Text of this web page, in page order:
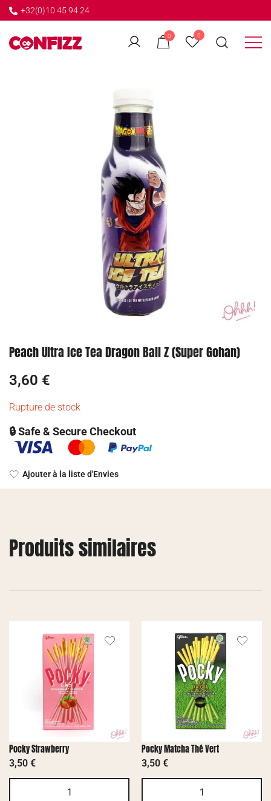
+32(0)10 45 94 24
0 0
← GO BACK
Peach Ultra Ice Tea Dragon Ball Z (Super Gohan)
3,60 €
Rupture de stock
🔒 Safe & Secure Checkout
Ajouter à la liste d'Envies
Produits similaires
Pocky Strawberry
3,50 €
Pocky Matcha Thé Vert
3,50 €